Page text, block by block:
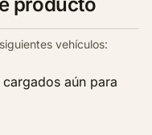
vehículos:
aún para